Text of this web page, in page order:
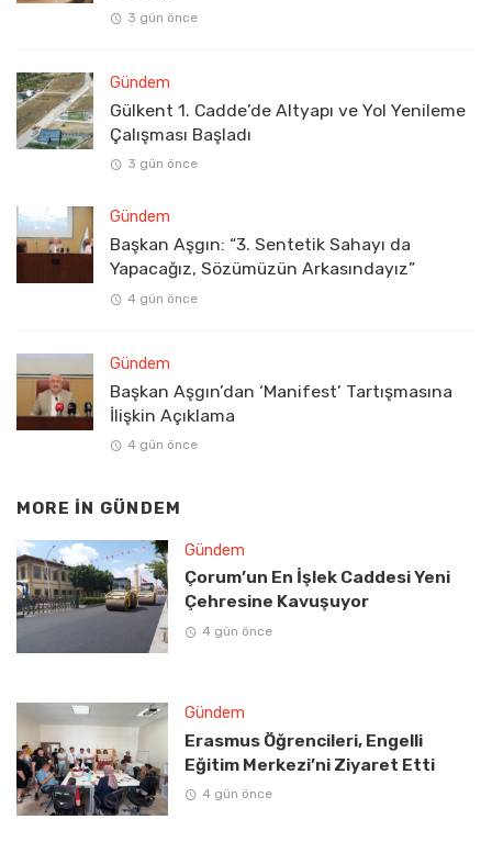
3 gün önce
Gündem
Gülkent 1. Cadde’de Altyapı ve Yol Yenileme
Çalışması Başladı
3 gün önce
Gündem
Başkan Aşgın: “3. Sentetik Sahayı da
Yapacağız, Sözümüzün Arkasındayız”
4 gün önce
Gündem
Başkan Aşgın’dan ‘Manifest’ Tartışmasına
İlişkin Açıklama
4 gün önce
MORE IN GÜNDEM
Gündem
Çorum’un En İşlek Caddesi Yeni
Çehresine Kavuşuyor
4 gün önce
Gündem
Erasmus Öğrencileri, Engelli
Eğitim Merkezi’ni Ziyaret Etti
4 gün önce